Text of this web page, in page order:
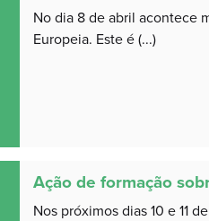
No dia 8 de abril acontece
Europeia. Este é (...)
Ação de formação
Nos próximos dias 10 e 11